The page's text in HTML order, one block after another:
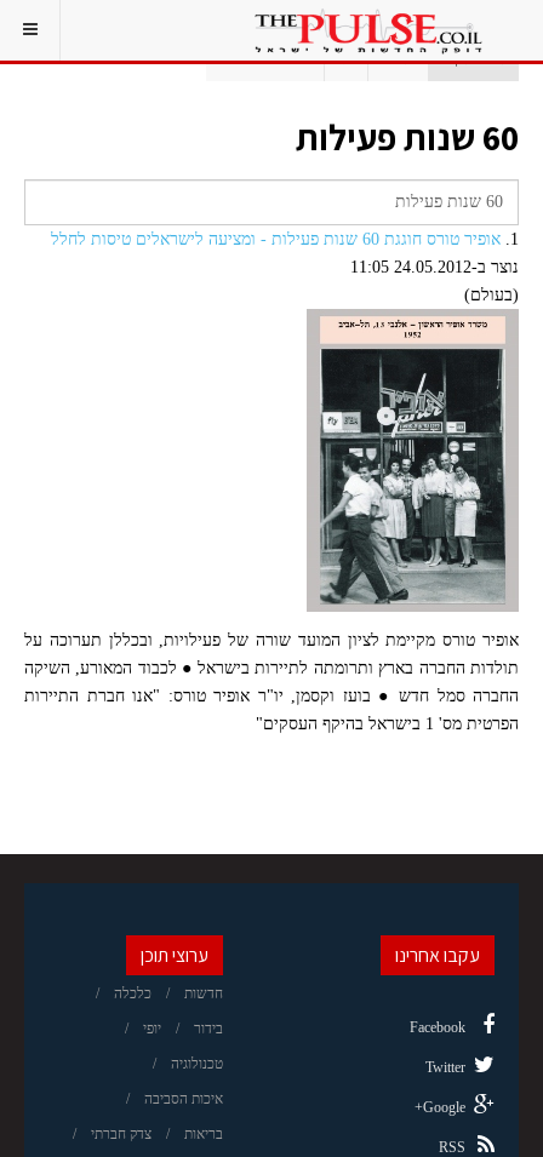
אתם כאן: ראשי תג 60 שנות פעילות
60 שנות פעילות
1. אופיר טורס חוגגת 60 שנות פעילות - ומציעה לישראלים טיסות לחלל
נוצר ב-24.05.2012 11:05
(בעולם)
אופיר טורס מקיימת לציון המועד שורה של פעילויות, ובכללן תערוכה על
תולדות החברה בארץ ותרומתה לתיירות בישראל ● לכבוד המאורע, השיקה
החברה סמל חדש ● בועז וקסמן, יו"ר אופיר טורס: "אנו חברת התיירות
הפרטית מס' 1 בישראל בהיקף העסקים"
ערוצי תוכן
חדשות כלכלה
בידור יופי
טכנולוגיה
איכות הסביבה
בריאות צדק חברתי
עקבו אחרינו
Facebook
Twitter
Google+
RSS